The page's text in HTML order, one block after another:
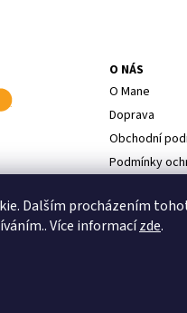
O NÁS
O Mane
Doprava
Obchodní
Podmínky
Dalším procházením
Více informacízde.